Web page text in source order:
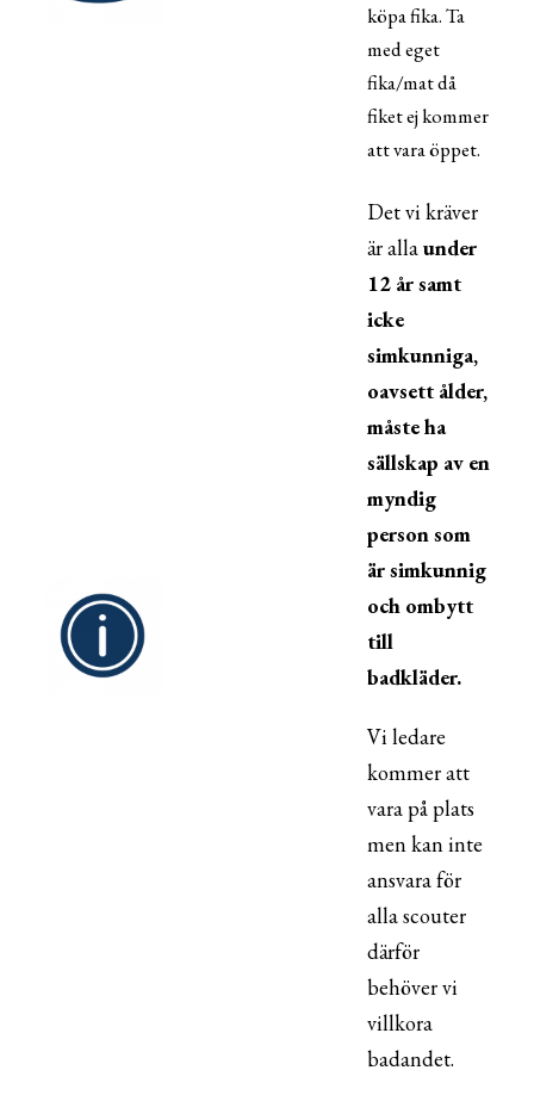
köpa fika. Ta
med eget
fika/mat då
fiket ej kommer
att vara öppet.
Det vi kräver
är allaunder
12 år samt
icke
simkunniga,
oavsett ålder,
måste ha
sällskap av en
myndig
person som
är simkunnig
och ombytt
till
badkläder.
Vi ledare
kommer att
vara på plats
men kan inte
ansvara för
alla scouter
därför
behöver vi
villkora
badandet.